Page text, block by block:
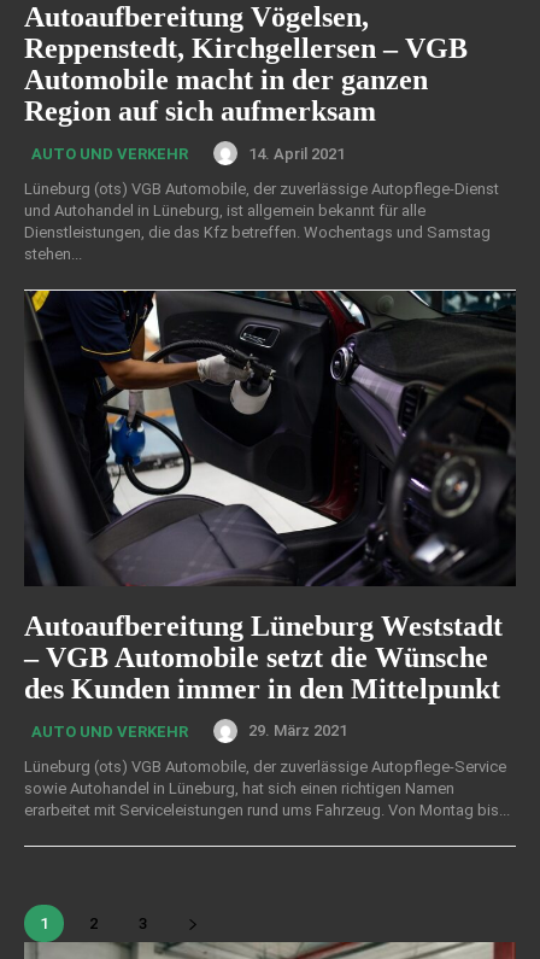
Autoaufbereitung Vögelsen,
Reppenstedt, Kirchgellersen – VGB
Automobile macht in der ganzen
Region auf sich aufmerksam
AUTO UND VERKEHR
14. April 2021
Lüneburg (ots) VGB Automobile, der zuverlässige Autopflege-Dienst
und Autohandel in Lüneburg, ist allgemein bekannt für alle
Dienstleistungen, die das Kfz betreffen. Wochentags und Samstag
stehen...
Autoaufbereitung Lüneburg Weststadt
– VGB Automobile setzt die Wünsche
des Kunden immer in den Mittelpunkt
AUTO UND VERKEHR
29. März 2021
Lüneburg (ots) VGB Automobile, der zuverlässige Autopflege-Service
sowie Autohandel in Lüneburg, hat sich einen richtigen Namen
erarbeitet mit Serviceleistungen rund ums Fahrzeug. Von Montag bis...
1 2 3